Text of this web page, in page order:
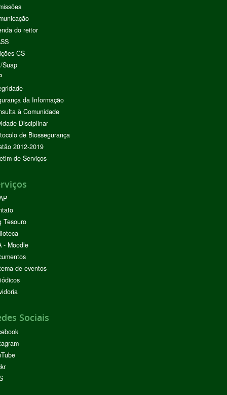
do reitor
CS
Suap
da Informação
à Comunidade
Disciplinar
de Biossegurança
2012-2019
de Serviços
Tesouro
- Moodle
de eventos
Sociais